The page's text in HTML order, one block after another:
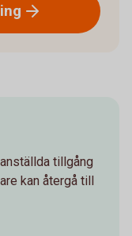
tillgång
kan återgå till